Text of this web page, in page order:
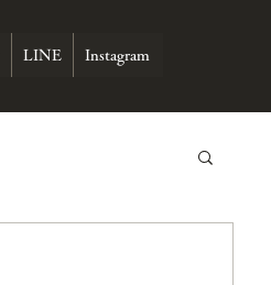
LINE Instagram